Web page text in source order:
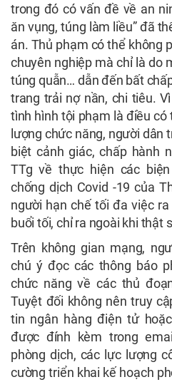
trong đó có vấn đề về an
ăn vụng, túng làm liều” đã
án. Thủ phạm có thể không
chuyên nghiệp mà chỉ là do
túng quẫn… dẫn đến bất
trang trải nợ nần, chi tiêu.
tình hình tội phạm là điều có
lượng chức năng, người dân
biệt cảnh giác, chấp hành
TTg về thực hiện các
chống dịch Covid -19 của
người hạn chế tối đa việc
buổi tối, chỉ ra ngoài khi thật
Trên không gian mạng,
chú ý đọc các thông báo
chức năng về các thủ
Tuyệt đối không nên truy
tin ngân hàng điện tử
được đính kèm trong
phòng dịch, các lực lượng
cường triển khai kế hoạch